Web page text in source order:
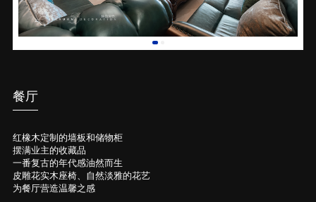
餐厅
红橡木定制的墙板和储物柜
摆满业主的收藏品
一番复古的年代感油然而生
皮雕花实木座椅、自然淡雅的花艺
为餐厅营造温馨之感